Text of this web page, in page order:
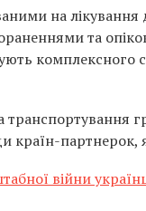
на
та
комплексного
країн-партнерок,
війни